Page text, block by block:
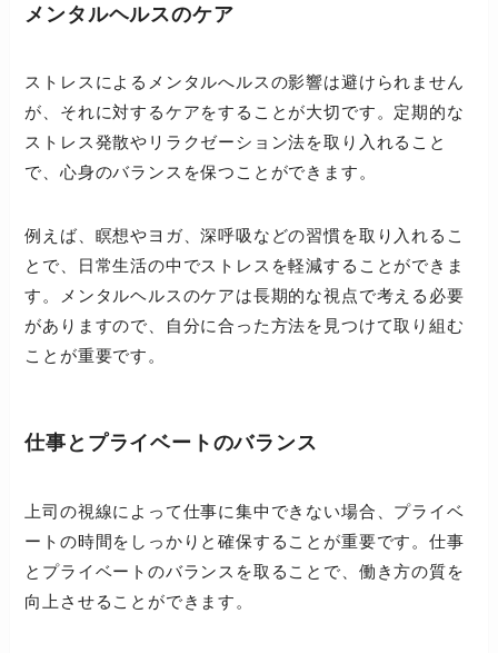
メンタルヘルスのケア
ストレスによるメンタルへルスの影響は避けられません
が、それに対するケアをすることが大切です。定期的な
ストレス発散やリラクゼーション法を取り入れること
で、心身のバランスを保つことができます。
例えば、瞑想やヨガ、深呼吸などの習慣を取り入れるこ
とで、日常生活の中でストレスを軽減することができま
す。メンタルヘルスのケアは長期的な視点で考える必要
がありますので、自分に合った方法を見つけて取り組む
ことが重要です。
仕事とプライベートのバランス
上司の視線によって仕事に集中できない場合、プライベ
ートの時間をしっかりと確保することが重要です。仕事
とプライベートのバランスを取ることで、働き方の質を
向上させることができます。